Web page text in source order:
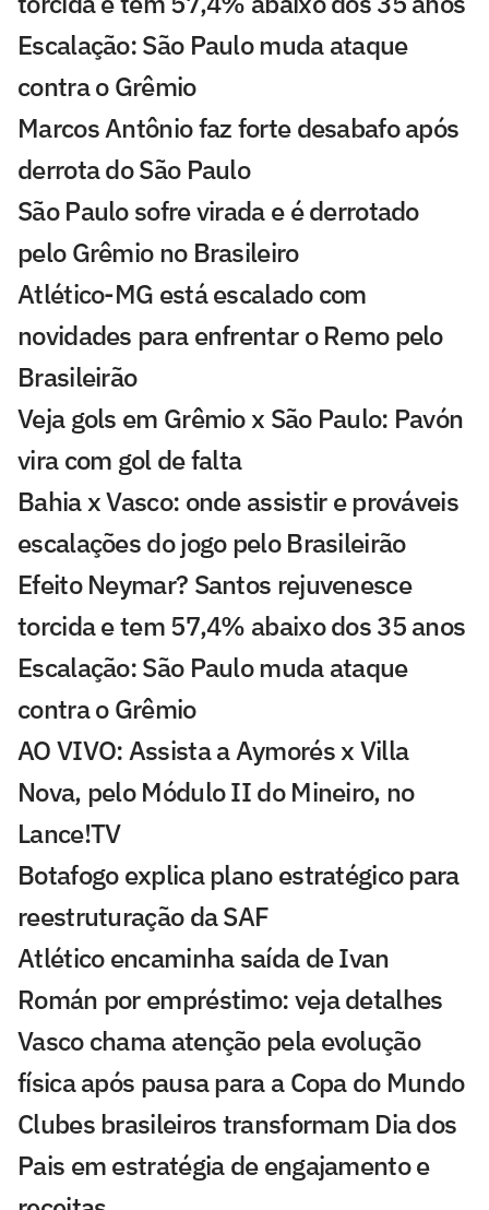
Escalação: São Paulo muda ataque
contra o Grêmio
Marcos Antônio faz forte desabafo após
derrota do São Paulo
São Paulo sofre virada e é derrotado
pelo Grêmio no Brasileiro
Atlético-MG está escalado com
novidades para enfrentar o Remo pelo
Brasileirão
Veja gols em Grêmio x São Paulo: Pavón
vira com gol de falta
Bahia x Vasco: onde assistir e prováveis
escalações do jogo pelo Brasileirão
Efeito Neymar? Santos rejuvenesce
torcida e tem 57,4% abaixo dos 35 anos
Escalação: São Paulo muda ataque
contra o Grêmio
AO VIVO: Assista a Aymorés x Villa
Nova, pelo Módulo II do Mineiro, no
Lance!TV
Botafogo explica plano estratégico para
reestruturação da SAF
Atlético encaminha saída de Ivan
Román por empréstimo: veja detalhes
Vasco chama atenção pela evolução
física após pausa para a Copa do Mundo
Clubes brasileiros transformam Dia dos
Pais em estratégia de engajamento e